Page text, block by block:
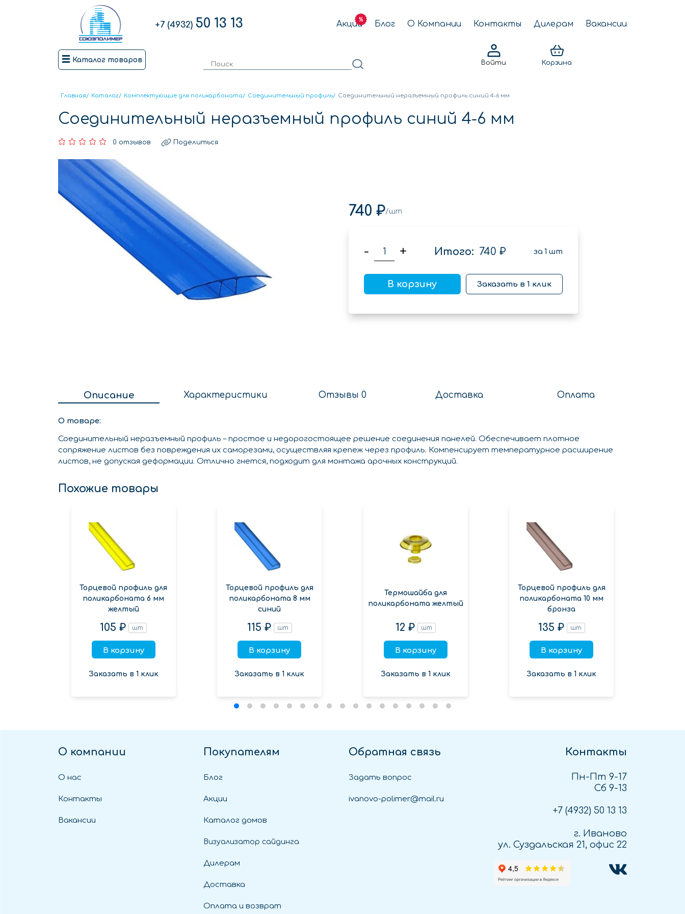
+7 (4932) 50 13 13 Акции Блог О Компании Контакты Дилерам Вакансии
Каталог товаров Войти Корзина
Главная/ Каталог/ Комплектующие для поликарбоната/ Соединительный профиль/ Соединительный неразъемный профиль синий 4-6 мм
Соединительный неразъемный профиль синий 4-6 мм
0 отзывов Поделиться
740 ₽/шт
- + Итого: 740 ₽ за 1 шт
В корзину Заказать в 1 клик
Описание Характеристики Отзывы 0 Доставка Оплата
О товаре:
Соединительный неразъемный профиль – простое и недорогостоящее решение соединения панелей. Обеспечивает плотное
сопряжение листов без повреждения их саморезами, осуществляя крепеж через профиль. Компенсирует температурное расширение
листов, не допуская деформации. Отлично гнется, подходит для монтажа арочных конструкций.
Похожие товары
Торцевой профиль для
поликарбоната 6 мм
желтый
105 ₽ шт
В корзину
Заказать в 1 клик
Торцевой профиль для
поликарбоната 8 мм
синий
115 ₽ шт
В корзину
Заказать в 1 клик
Термошайба для
поликарбоната желтый
12 ₽ шт
В корзину
Заказать в 1 клик
Торцевой профиль для
поликарбоната 10 мм
бронза
135 ₽ шт
В корзину
Заказать в 1 клик
О компании
О нас
Контакты
Вакансии
Покупателям
Блог
Акции
Каталог домов
Визуализатор сайдинга
Дилерам
Доставка
Оплата и возврат
Обратная связь
Задать вопрос
ivanovo-polimer@mail.ru
Контакты
Пн-Пт 9-17
Сб 9-13
+7 (4932) 50 13 13
г. Иваново
ул. Суздальская 21, офис 22